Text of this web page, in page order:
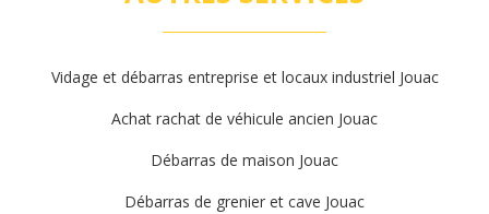
Vidage et débarras entreprise et locaux industriel Jouac
Achat rachat de véhicule ancien Jouac
Débarras de maison Jouac
Débarras de grenier et cave Jouac